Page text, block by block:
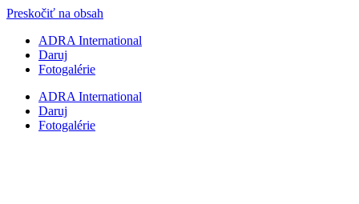
Preskočiť na obsah
ADRA International
Daruj
Fotogalérie
ADRA International
Daruj
Fotogalérie